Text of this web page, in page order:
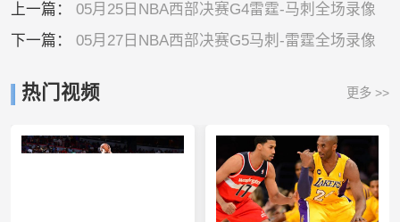
上一篇： 05月25日NBA西部决赛G4雷霆-马刺全场录像
下一篇： 05月27日NBA西部决赛G5马刺-雷霆全场录像
热门视频 更多 >>